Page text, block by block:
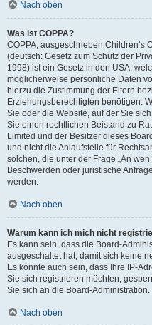
Nach oben
Was ist COPPA?
COPPA, ausgeschrieben Children’s
(deutsch: Gesetz zum Schutz der
1998) ist ein Gesetz in den USA,
möglicherweise persönliche Daten
hierzu die Zustimmung der Eltern
Erziehungsberechtigten benötigen.
Sie oder die Website, auf der Sie
Sie einen rechtlichen Beistand zu
Limited und der Besitzer dieses
und nicht die Anlaufstelle für
solchen, die unter der Frage „An
Beschwerden oder juristische
werden.
Nach oben
Warum kann ich mich nicht
Es kann sein, dass die Board-
ausgeschaltet hat, damit sich keine
Es könnte auch sein, dass Ihre IP-
Sie sich registrieren möchten,
Sie sich an die Board-Administration.
Nach oben